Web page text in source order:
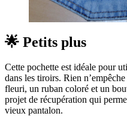
🌟 Petits plus
Cette pochette est idéale pour
dans les tiroirs. Rien
fleuri, un ruban coloré et un
projet de récupération qui
vieux pantalon.